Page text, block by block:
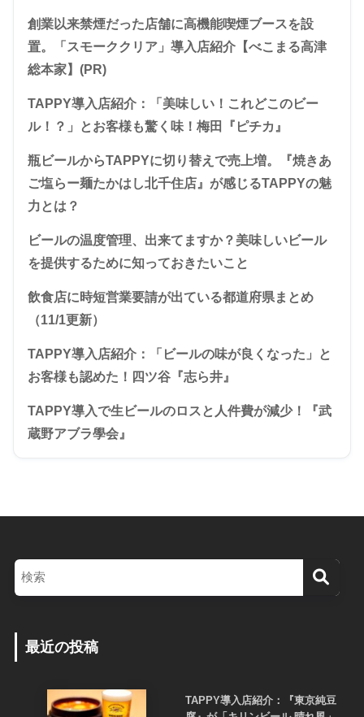
創業以来禁煙だった店舗に高機能喫煙ブースを設
置。「スモーククリア」導入店紹介【べこまる高津
総本家】(PR)
TAPPY導入店紹介：「美味しい！これどこのビー
ル！？」とお客様も驚く味！梅田『ピチカ』
瓶ビールからTAPPYに切り替えで売上増。『焼きあ
ご塩らー麺たかはし北千住店』が感じるTAPPYの魅
力とは？
ビールの温度管理、出来てますか？美味しいビール
を提供するために知っておきたいこと
飲食店に時短営業要請が出ている都道府県まとめ
（11/1更新）
TAPPY導入店紹介：「ビールの味が良くなった」と
お客様も認めた！四ツ谷『志ら井』
TAPPY導入で生ビールのロスと人件費が減少！『武
蔵野アブラ學会』
最近の投稿
TAPPY導入店紹介：『東京純豆